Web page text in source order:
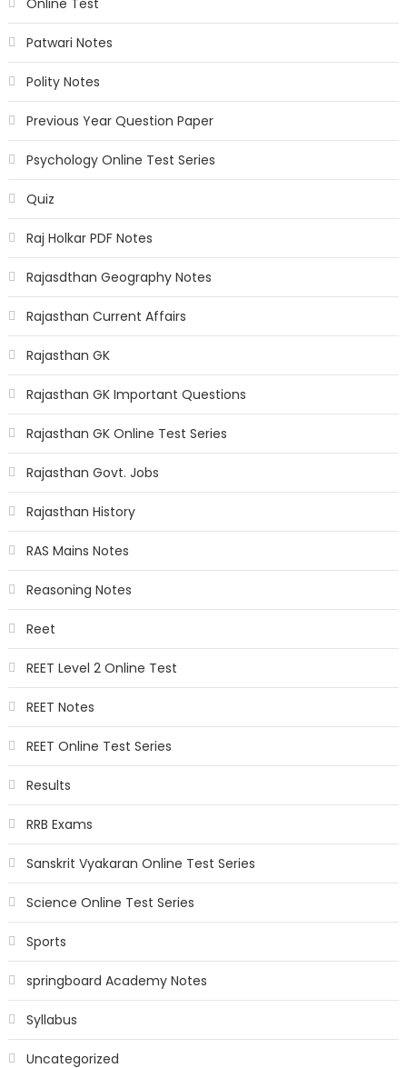
Patwari Notes
Polity Notes
Previous Year Question Paper
Psychology Online Test Series
Quiz
Raj Holkar PDF Notes
Rajasdthan Geography Notes
Rajasthan Current Affairs
Rajasthan GK
Rajasthan GK Important Questions
Rajasthan GK Online Test Series
Rajasthan Govt. Jobs
Rajasthan History
RAS Mains Notes
Reasoning Notes
Reet
REET Level 2 Online Test
REET Notes
REET Online Test Series
Results
RRB Exams
Sanskrit Vyakaran Online Test Series
Science Online Test Series
Sports
springboard Academy Notes
Syllabus
Uncategorized